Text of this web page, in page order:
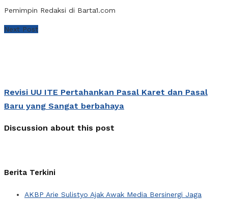
Pemimpin Redaksi di Barta1.com
Next Post
Revisi UU ITE Pertahankan Pasal Karet dan Pasal
Baru yang Sangat berbahaya
Discussion about this post
Berita Terkini
AKBP Arie Sulistyo Ajak Awak Media Bersinergi Jaga